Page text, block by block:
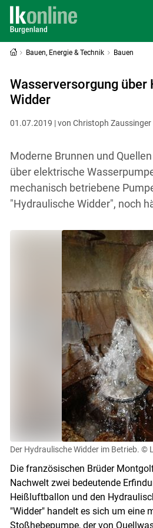
Bauen, Energie & Technik Bauen
Wasserversorgung über
Widder
01.07.2019 | von Christoph Zaussinger
Moderne Brunnen und
über elektrische
mechanisch betriebene
"Hydraulische Widder", noch
Der Hydraulische Widder im Betrieb. ©
Die französischen Brüder
Nachwelt zwei bedeutende
Heißluftballon und den
"Widder" handelt es sich um eine
Stoßhebepumpe, der von